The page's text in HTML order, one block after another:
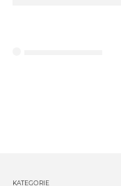
KATEGORIE